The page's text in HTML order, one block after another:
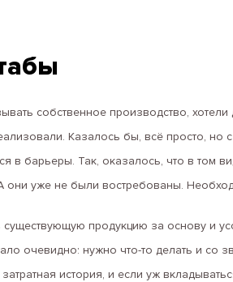
собственное производство, хотели
Казалось бы, всё просто, но
в барьеры. Так, оказалось, что в том
уже не были востребованы.
продукцию за основу и
очевидно: нужно что-то делать и со
история, и если уж